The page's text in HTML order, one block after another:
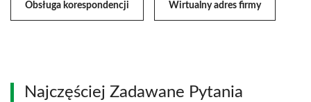
Obsługa korespondencji Wirtualny adres firmy
Najczęściej Zadawane Pytania